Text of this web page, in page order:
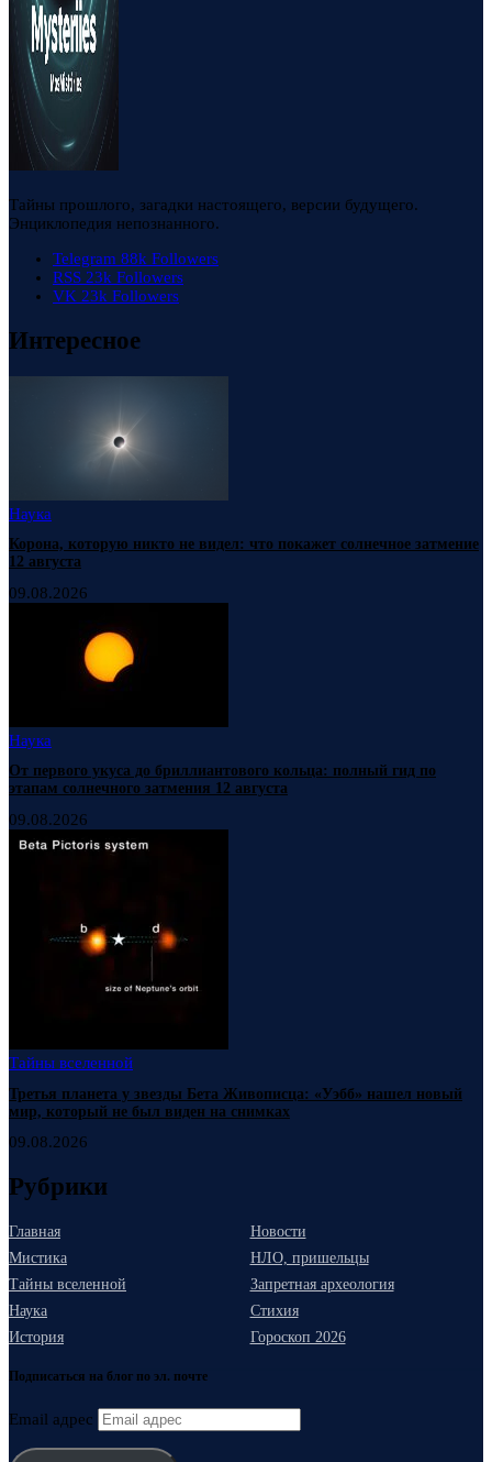
Тайны прошлого, загадки настоящего, версии будущего.
Энциклопедия непознанного.
Telegram 88k Followers
RSS 23k Followers
VK 23k Followers
Интересное
Наука
Корона, которую никто не видел: что покажет солнечное затмение
12 августа
09.08.2026
Наука
От первого укуса до бриллиантового кольца: полный гид по
этапам солнечного затмения 12 августа
09.08.2026
Тайны вселенной
Третья планета у звезды Бета Живописца: «Уэбб» нашел новый
мир, который не был виден на снимках
09.08.2026
Рубрики
Главная
Новости
Мистика
НЛО, пришельцы
Тайны вселенной
Запретная археология
Наука
Стихия
История
Гороскоп 2026
Подписаться на блог по эл. почте
Email адрес